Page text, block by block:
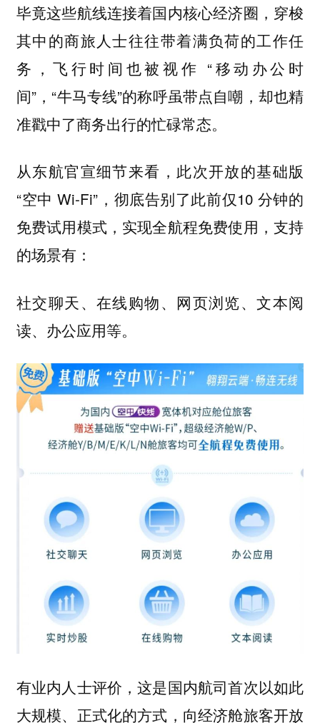
毕竟这些航线连接着国内核心经济圈，穿梭
其中的商旅人士往往带着满负荷的工作任
务，飞行时间也被视作 “移动办公时
间”，“牛马专线”的称呼虽带点自嘲，却也精
准戳中了商务出行的忙碌常态。
从东航官宣细节来看，此次开放的基础版
“空中 Wi-Fi”，彻底告别了此前仅10 分钟的
免费试用模式，实现全航程免费使用，支持
的场景有：
社交聊天、在线购物、网页浏览、文本阅
读、办公应用等。
有业内人士评价，这是国内航司首次以如此
大规模、正式化的方式，向经济舱旅客开放